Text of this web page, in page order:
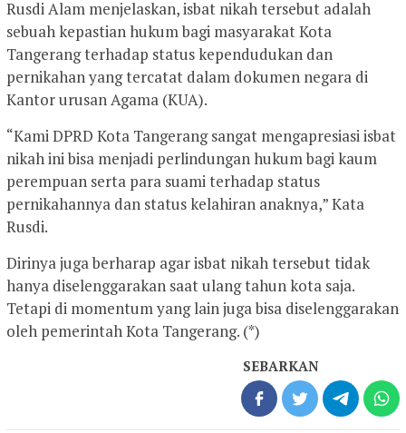
Rusdi Alam menjelaskan, isbat nikah tersebut adalah
sebuah kepastian hukum bagi masyarakat Kota
Tangerang terhadap status kependudukan dan
pernikahan yang tercatat dalam dokumen negara di
Kantor urusan Agama (KUA).
“Kami DPRD Kota Tangerang sangat mengapresiasi isbat
nikah ini bisa menjadi perlindungan hukum bagi kaum
perempuan serta para suami terhadap status
pernikahannya dan status kelahiran anaknya,” Kata
Rusdi.
Dirinya juga berharap agar isbat nikah tersebut tidak
hanya diselenggarakan saat ulang tahun kota saja.
Tetapi di momentum yang lain juga bisa diselenggarakan
oleh pemerintah Kota Tangerang. (*)
SEBARKAN